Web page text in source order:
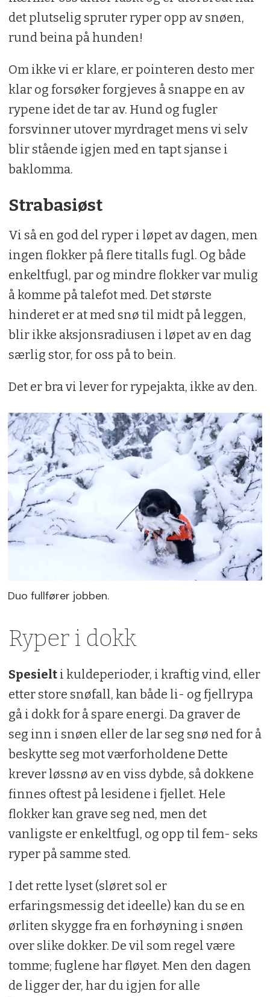
det plutselig spruter ryper opp av snøen,
rund beina på hunden!
Om ikke vi er klare, er pointeren desto mer
klar og forsøker forgjeves å snappe en av
rypene idet de tar av. Hund og fugler
forsvinner utover myrdraget mens vi selv
blir stående igjen med en tapt sjanse i
baklomma.
Strabasiøst
Vi så en god del ryper i løpet av dagen, men
ingen flokker på flere titalls fugl. Og både
enkeltfugl, par og mindre flokker var mulig
å komme på talefot med. Det største
hinderet er at med snø til midt på leggen,
blir ikke aksjonsradiusen i løpet av en dag
særlig stor, for oss på to bein.
Det er bra vi lever for rypejakta, ikke av den.
Duo fullfører jobben.
Ryper i dokk
Spesielti kuldeperioder, i kraftig vind, eller
etter store snøfall, kan både li- og fjellrypa
gå i dokk for å spare energi. Da graver de
seg inn i snøen eller de lar seg snø ned for å
beskytte seg mot værforholdene Dette
krever løssnø av en viss dybde, så dokkene
finnes oftest på lesidene i fjellet. Hele
flokker kan grave seg ned, men det
vanligste er enkeltfugl, og opp til fem- seks
ryper på samme sted.
I det rette lyset (sløret sol er
erfaringsmessig det ideelle) kan du se en
ørliten skygge fra en forhøyning i snøen
over slike dokker. De vil som regel være
tomme; fuglene har fløyet. Men den dagen
de ligger der, har du igjen for alle